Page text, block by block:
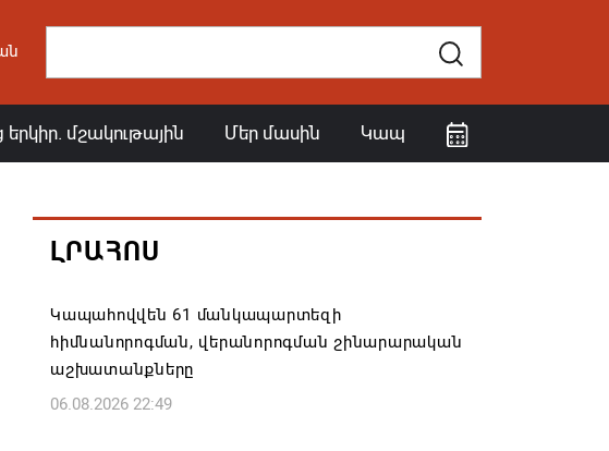
երկիր. մշակութային Մեր մասին Կապ
ԼՐԱՀՈՍ
Կապահովվեն 61 մանկապարտեզի
հիմնանորոգման, վերանորոգման շինարարական
աշխատանքները
06.08.2026 22:49